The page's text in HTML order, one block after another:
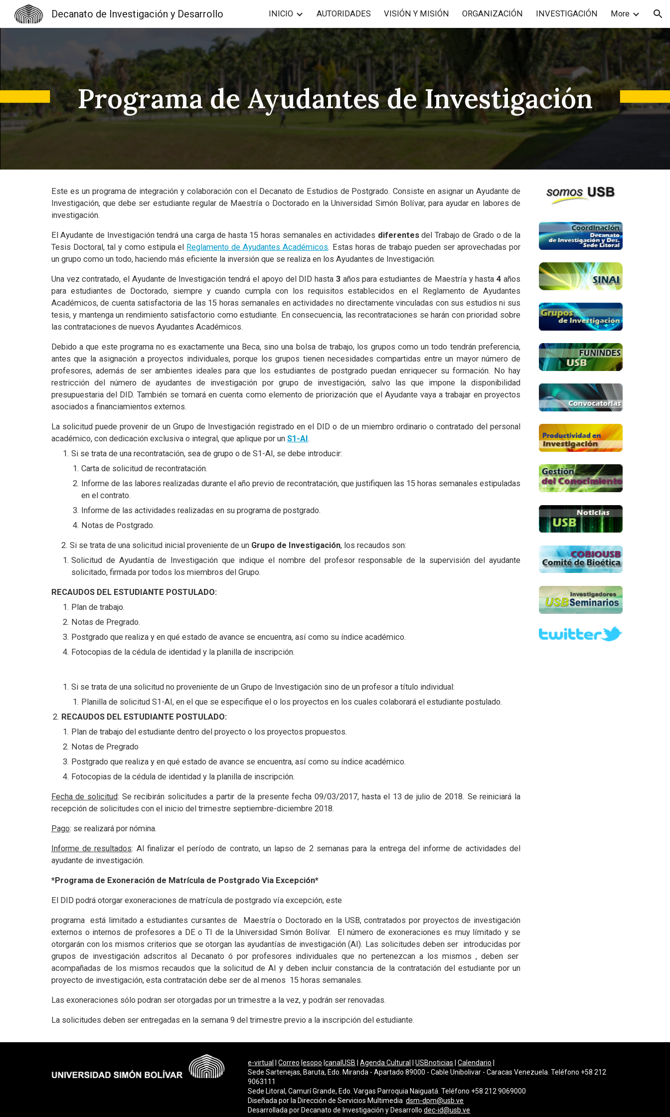
Skip to main content Skip to navigation
Decanato de Investigación y Desarrollo INICIO AUTORIDADES VISIÓN Y MISIÓN ORGANIZACIÓN INVESTIGACIÓN More
Programa de Ayudantes de Investigación
Este es un programa de integración y colaboración con el Decanato de Estudios de Postgrado. Consiste en asignar un Ayudante de
Investigación, que debe ser estudiante regular de Maestría o Doctorado en la Universidad Simón Bolívar, para ayudar en labores de
investigación.
El Ayudante de Investigación tendrá una carga de hasta 15 horas semanales en actividades diferentesdel Trabajo de Grado o de la
Tesis Doctoral, tal y como estipula el Reglamento de Ayudantes Académicos. Estas horas de trabajo pueden ser aprovechadas por
un grupo como un todo, haciendo más eficiente la inversión que se realiza en los Ayudantes de Investigación.
Una vez contratado, el Ayudante de Investigación tendrá el apoyo del DID hasta 3años para estudiantes de Maestría y hasta4 años
para estudiantes de Doctorado, siempre y cuando cumpla con los requisitos establecidos en el Reglamento de Ayudantes
Académicos, de cuenta satisfactoria de las 15 horas semanales en actividades no directamente vinculadas con sus estudios ni sus
tesis, y mantenga un rendimiento satisfactorio como estudiante. En consecuencia, las recontrataciones se harán con prioridad sobre
las contrataciones de nuevos Ayudantes Académicos.
Debido a que este programa no es exactamente una Beca, sino una bolsa de trabajo, los grupos como un todo tendrán preferencia,
antes que la asignación a proyectos individuales, porque los grupos tienen necesidades compartidas entre un mayor número de
profesores, además de ser ambientes ideales para que los estudiantes de postgrado puedan enriquecer su formación. No hay
restricción del número de ayudantes de investigación por grupo de investigación, salvo las que impone la disponibilidad
presupuestaria del DID. También se tomará en cuenta como elemento de priorización que el Ayudante vaya a trabajar en proyectos
asociados a financiamientos externos.
La solicitud puede provenir de un Grupo de Investigación registrado en el DID o de un miembro ordinario o contratado del personal
académico, con dedicación exclusiva o integral, que aplique por un S1-AI.
Si se trata de una recontratación, sea de grupo o de S1-AI, se debe introducir:
Carta de solicitud de recontratación.
Informe de las labores realizadas durante el año previo de recontratación, que justifiquen las 15 horas semanales estipuladas
en el contrato.
Informe de las actividades realizadas en su programa de postgrado.
Notas de Postgrado.
2. Si se trata de una solicitud inicial proveniente de un Grupo de Investigación, los recaudos son:
Solicitud de Ayudantía de Investigación que indique el nombre del profesor responsable de la supervisión del ayudante
solicitado, firmada por todos los miembros del Grupo.
RECAUDOS DEL ESTUDIANTE POSTULADO:
Plan de trabajo.
Notas de Pregrado.
Postgrado que realiza y en qué estado de avance se encuentra, así como su índice académico.
Fotocopias de la cédula de identidad y la planilla de inscripción.
Si se trata de una solicitud no proveniente de un Grupo de Investigación sino de un profesor a título individual:
Planilla de solicitud S1-AI, en el que se especifique el o los proyectos en los cuales colaborará el estudiante postulado.
RECAUDOS DEL ESTUDIANTE POSTULADO:
Plan de trabajo del estudiante dentro del proyecto o los proyectos propuestos.
Notas de Pregrado
Postgrado que realiza y en qué estado de avance se encuentra, así como su índice académico.
Fotocopias de la cédula de identidad y la planilla de inscripción.
Fecha de solicitud: Se recibirán solicitudes a partir de la presente fecha 09/03/2017, hasta el 13 de julio de 2018. Se reiniciará la
recepción de solicitudes con el inicio del trimestre septiembre-diciembre 2018.
Pago: se realizará por nómina.
Informe de resultados: Al finalizar el período de contrato, un lapso de 2 semanas para la entrega del informe de actividades del
ayudante de investigación.
*Programa de Exoneración de Matrícula de Postgrado Via Excepción*
El DID podrá otorgar exoneraciones de matrícula de postgrado vía excepción, este
programa está limitado a estudiantes cursantes de Maestría o Doctorado en la USB, contratados por proyectos de investigación
externos o internos de profesores a DE o TI de la Universidad Simón Bolívar. El número de exoneraciones es muy límitado y se
otorgarán con los mismos criterios que se otorgan las ayudantías de investigación (AI). Las solicitudes deben ser introducidas por
grupos de investigación adscritos al Decanato ó por profesores individuales que no pertenezcan a los mismos , deben ser
acompañadas de los mismos recaudos que la solicitud de AI y deben incluir constancia de la contratación del estudiante por un
proyecto de investigación, esta contratación debe ser de al menos 15 horas semanales.
Las exoneraciones sólo podran ser otorgadas por un trimestre a la vez, y podrán ser renovadas.
La solicitudes deben ser entregadas en la semana 9 del trimestre previo a la inscripción del estudiante.
e-virtual |Correo |esopo |canalUSB |Agenda Cultural |USBnoticias |Calendario
Sede Sartenejas, Baruta, Edo. Miranda - Apartado 89000 - Cable Unibolivar - Caracas Venezuela. Teléfono +58 212
9063111
Sede Litoral, Camurí Grande, Edo. Vargas Parroquia Naiguatá. Teléfono +58 212 9069000
Diseñada por la Dirección de Servicios Multimediadsm-dpm@usb.ve
Desarrollada por Decanato de Investigación y Desarrollo dec-id@usb.ve